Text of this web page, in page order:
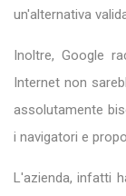
un'alternativa
Inoltre, Google
Internet non
assolutamente
i navigatori e
L'azienda, infatti